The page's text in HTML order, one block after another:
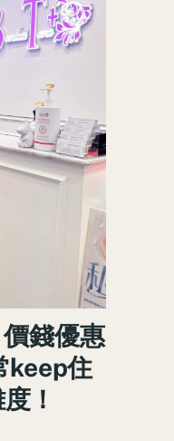
錢優惠
keep住
！